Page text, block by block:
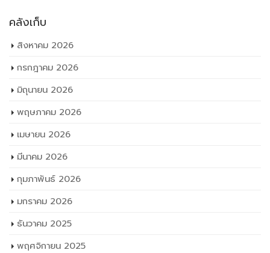
คลังเก็บ
สิงหาคม 2026
กรกฎาคม 2026
มิถุนายน 2026
พฤษภาคม 2026
เมษายน 2026
มีนาคม 2026
กุมภาพันธ์ 2026
มกราคม 2026
ธันวาคม 2025
พฤศจิกายน 2025